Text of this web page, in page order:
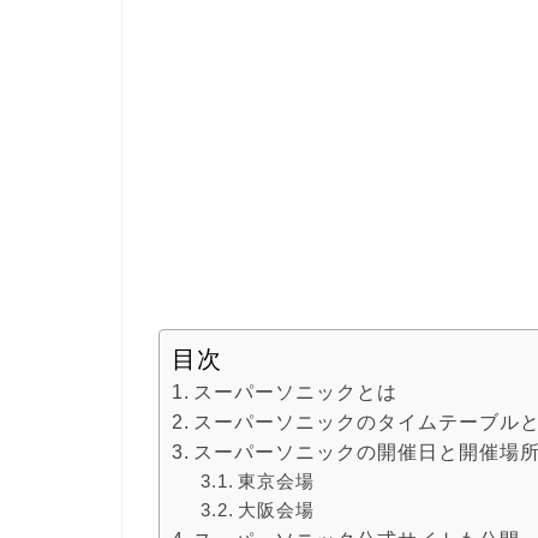
目次
スーパーソニックとは
スーパーソニックのタイムテーブル
スーパーソニックの開催日と開催場
東京会場
大阪会場